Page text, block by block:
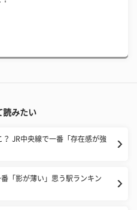
読みたい
JR中央線で一番「存在感が強
「影が薄い」思う駅ランキン